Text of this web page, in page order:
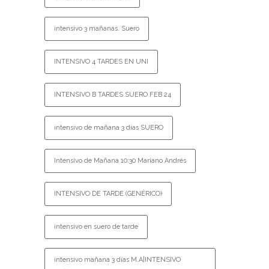
intensivo 3 mañanas. Suero
INTENSIVO 4 TARDES EN UNI
INTENSIVO B TARDES SUERO FEB 24
intensivo de mañana 3 días SUERO
Intensivo de Mañana 10:30 Mariano Andrés
INTENSIVO DE TARDE (GENÉRICO)
intensivo en suero de tarde
intensivo mañana 3 días M.A|INTENSIVO